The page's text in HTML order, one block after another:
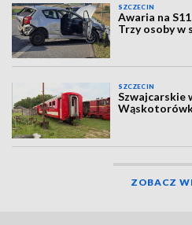
SZCZECIN
Awaria na
Trzy osoby w
SZCZECIN
Szwajcarskie
ZOBACZ